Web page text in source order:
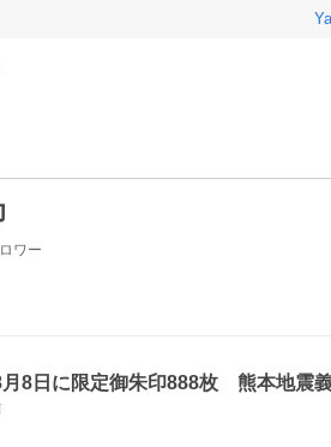
ワー
月8日に限定御朱印888枚 熊本地震